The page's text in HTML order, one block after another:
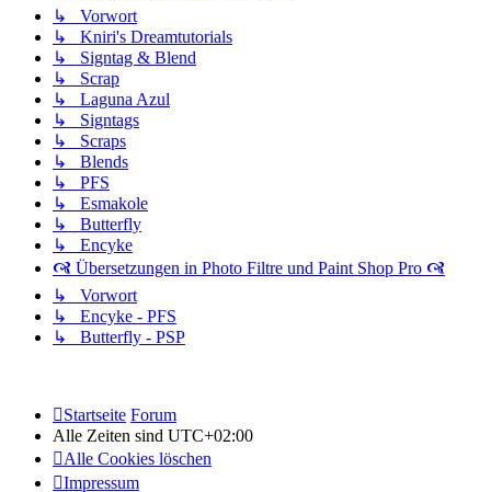
↳ Vorwort
↳ Kniri's Dreamtutorials
↳ Signtag & Blend
↳ Scrap
↳ Laguna Azul
↳ Signtags
↳ Scraps
↳ Blends
↳ PFS
↳ Esmakole
↳ Butterfly
↳ Encyke
🙧 Übersetzungen in Photo Filtre und Paint Shop Pro 🙧
↳ Vorwort
↳ Encyke - PFS
↳ Butterfly - PSP
Startseite Forum
Alle Zeiten sind UTC+02:00
Alle Cookies löschen
Impressum